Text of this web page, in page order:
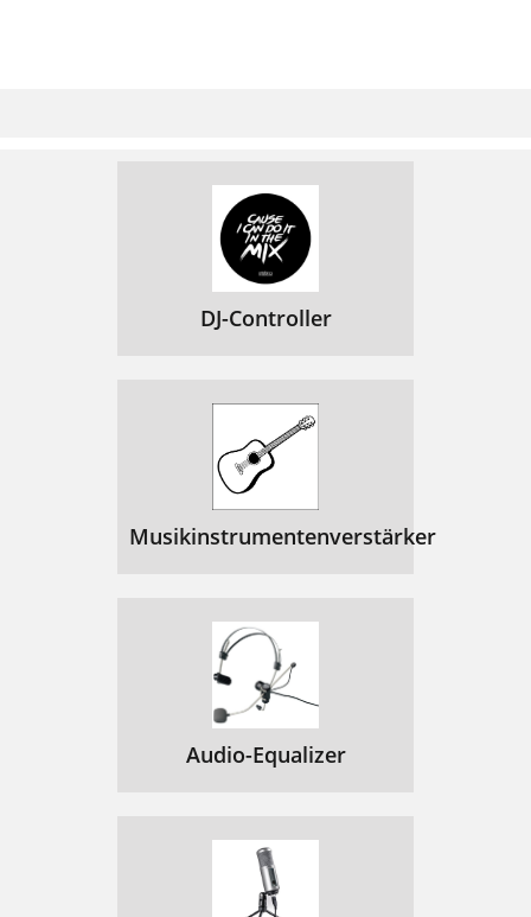
DJ-Controller
Musikinstrumentenverstärker
Audio-Equalizer